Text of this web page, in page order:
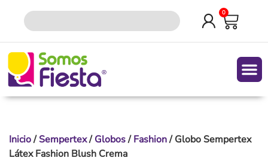
0
Inicio/Sempertex/Globos/Fashion/ Globo Sempertex
Látex Fashion Blush Crema